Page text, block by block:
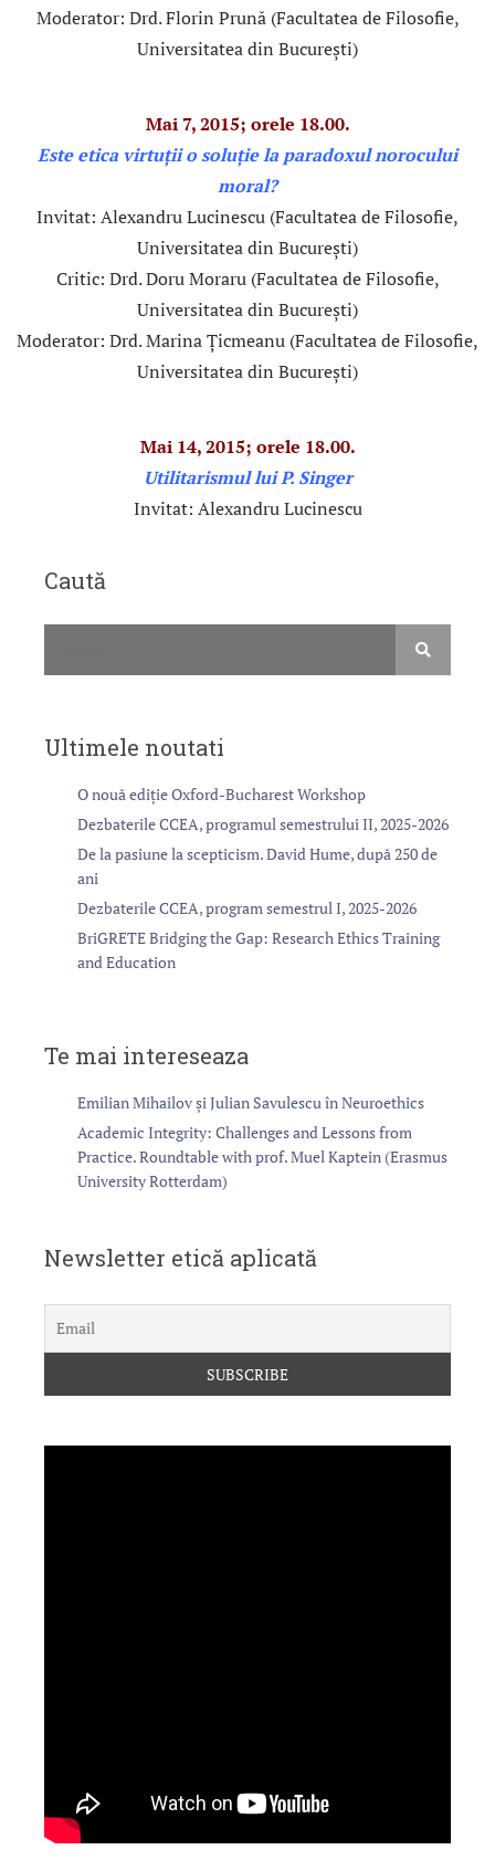
Moderator: Drd. Florin Prună (Facultatea de Filosofie,
Universitatea din București)
Mai 7, 2015; orele 18.00.
Este etica virtuții o soluție la paradoxul norocului
moral?
Invitat: Alexandru Lucinescu (Facultatea de Filosofie,
Universitatea din București)
Critic: Drd. Doru Moraru (Facultatea de Filosofie,
Universitatea din București)
Moderator: Drd. Marina Țicmeanu (Facultatea de Filosofie,
Universitatea din București)
Mai 14, 2015; orele 18.00.
Utilitarismul lui P. Singer
Invitat: Alexandru Lucinescu
Caută
Ultimele noutati
O nouă ediție Oxford-Bucharest Workshop
Dezbaterile CCEA, programul semestrului II, 2025-2026
De la pasiune la scepticism. David Hume, după 250 de
ani
Dezbaterile CCEA, program semestrul I, 2025-2026
BriGRETE Bridging the Gap: Research Ethics Training
and Education
Te mai intereseaza
Emilian Mihailov și Julian Savulescu în Neuroethics
Academic Integrity: Challenges and Lessons from
Practice. Roundtable with prof. Muel Kaptein (Erasmus
University Rotterdam)
Newsletter etică aplicată